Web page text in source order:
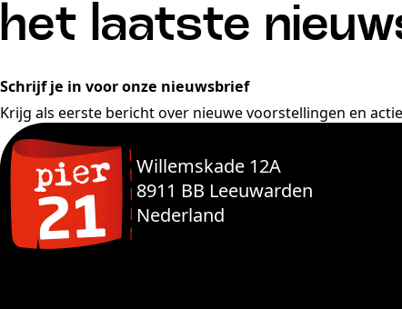
het laatste
Schrijf je in voor onze nieuwsbrief
Krijg als eerste bericht over nieuwe voorstellingen en
Willemskade 12A
8911 BB Leeuwarden
Nederland